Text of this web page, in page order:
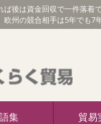
ば後は資金回収で一件落着
欧州の競合相手は5年でも7
集 貿易